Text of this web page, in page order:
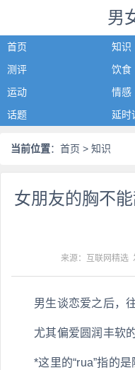
男
首页 知识
测评
饮食
运动
情感
话题
延时
当前位置： 首页 > 知识
女朋友的胸不
来源：互联网精选
男生谈恋爱之后，
尤其偏爱圆润丰软
*这里的“rua”指的